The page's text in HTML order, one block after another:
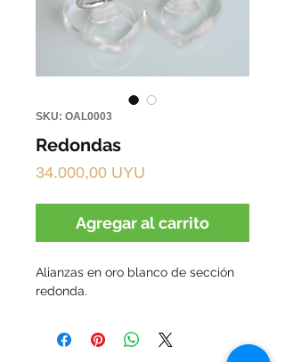
SKU: OAL0003
Redondas
34.000,00 UYU
Agregar al carrito
Alianzas en oro blanco de sección
redonda.